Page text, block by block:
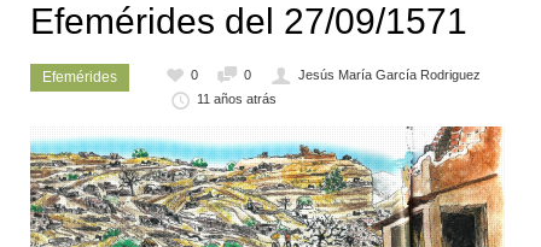
Efemérides del 27/09/1571
Efemérides 0 0
Jesús María García Rodriguez
11 años atrás